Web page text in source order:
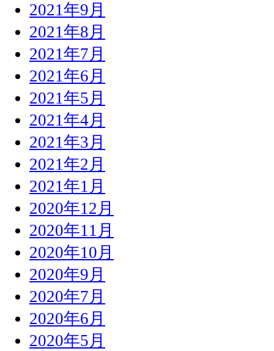
2021年9月
2021年8月
2021年7月
2021年6月
2021年5月
2021年4月
2021年3月
2021年2月
2021年1月
2020年12月
2020年11月
2020年10月
2020年9月
2020年7月
2020年6月
2020年5月